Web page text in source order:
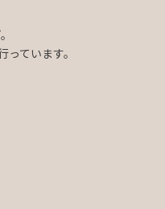
ています。